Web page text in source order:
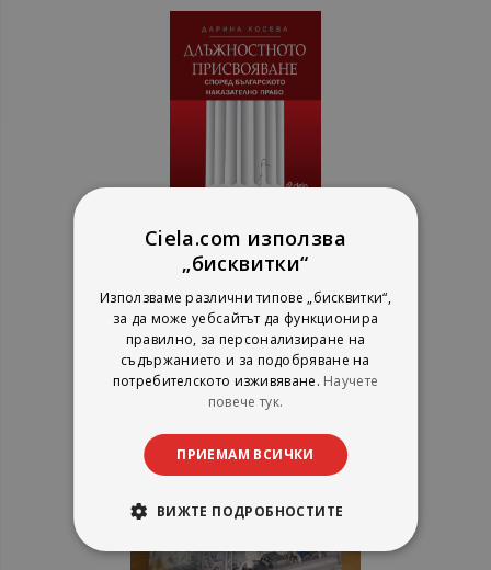
Длъжностното присвояване
според българското
наказателно право - старо
издание
Дарина Косева
Сиела
рейтинг:
1% 10,23 €
Ciela.com използва
„бисквитки“
Използваме различни типове „бисквитки“,
за да може уебсайтът да функционира
правилно, за персонализиране на
съдържанието и за подобряване на
потребителското изживяване. Научете
повече тук.
ПРИЕМАМ ВСИЧКИ
ВИЖТЕ ПОДРОБНОСТИТЕ